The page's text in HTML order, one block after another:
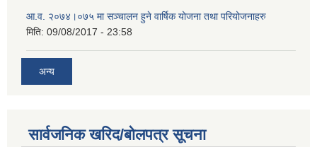
आ.व. २०७४।०७५ मा सञ्चालन हुने वार्षिक योजना तथा परियोजनाहरु
मिति: 09/08/2017 - 23:58
अन्य
सार्वजनिक खरिद/बोलपत्र सूचना